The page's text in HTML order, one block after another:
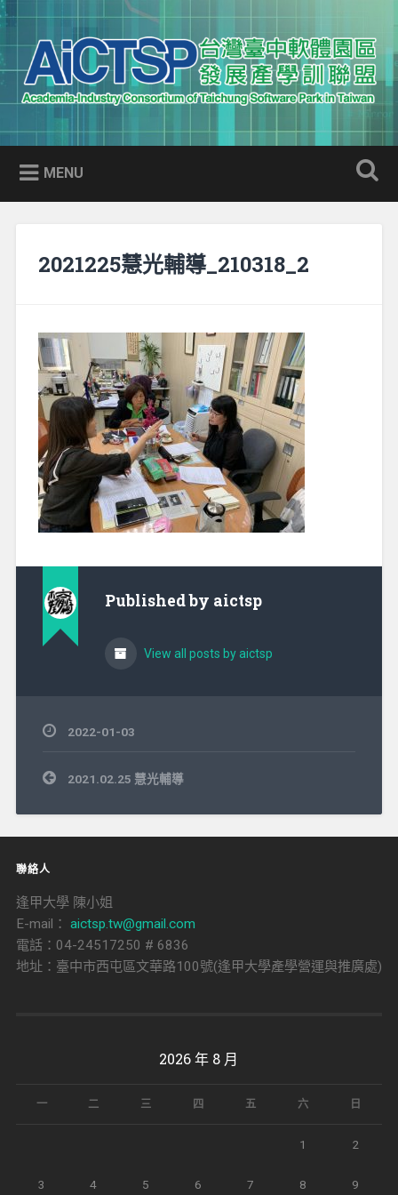
Skip
to
content
Search
AICTSP 台灣臺中軟體園區發展
產學訓聯盟
Academia-Industry Consortium of Taichung Software Park
in Taiwan
MENU
2021225慧光輔導_210318_2
Published by aictsp
View all posts by aictsp
2022-01-03
文
章
覽
2021.02.25 慧光輔導
聯絡人
逢甲大學 陳小姐
E-mail： aictsp.tw@gmail.com
電話：04-24517250 # 6836
地址：臺中市西屯區文華路100號(逢甲大學產學營運與推廣處)
2026 年 8 月
一 二 三 四 五 六 日
1 2
3 4 5 6 7 8 9